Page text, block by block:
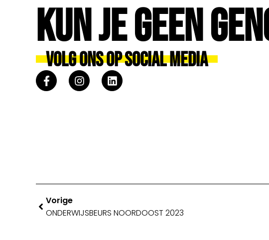
Kun Je Geen
Volg Ons Op Social Media
Vorige
ONDERWIJSBEURS NOORDOOST 2023